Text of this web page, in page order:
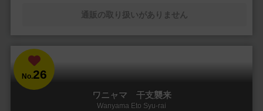
通販の取り扱いがありません
No.26
ワニャマ 干支襲来
Wanyama Eto Syu-rai